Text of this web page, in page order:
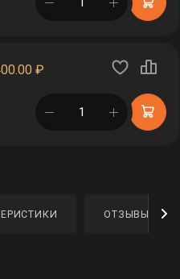
₽
в корзине
ОТЗЫВЫ